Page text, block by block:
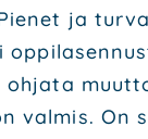
ja
ohja­ta
val­mis.